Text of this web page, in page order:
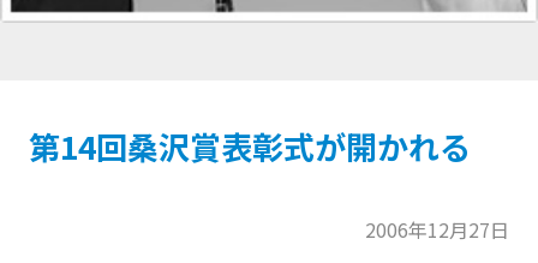
第14回桑沢賞表彰式が開かれる
2006年12月27日